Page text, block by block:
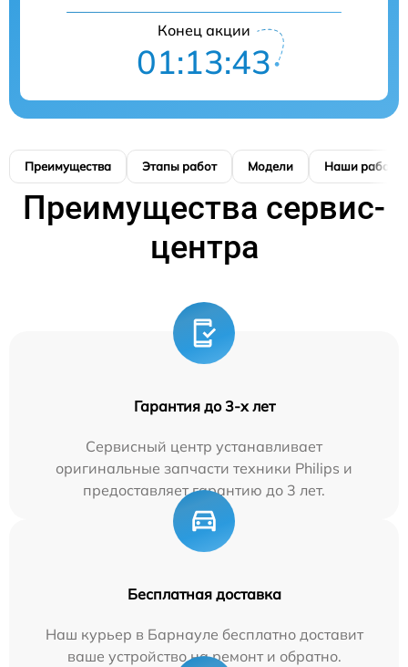
Конец акции
01:13:42
Преимущества Этапы работ Модели Наши работы
Преимущества сервис-
центра
Гарантия до 3-х лет
Сервисный центр устанавливает
оригинальные запчасти техники Philips и
предоставляет гарантию до 3 лет.
Бесплатная доставка
Наш курьер в Барнауле бесплатно доставит
ваше устройство на ремонт и обратно.